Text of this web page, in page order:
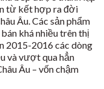
từ kết hợp ra đời
Âu. Các sản phẩm
khá nhiều trên thị
2015-2016 các dòng
và vượt qua hẳn
Âu – vốn chậm